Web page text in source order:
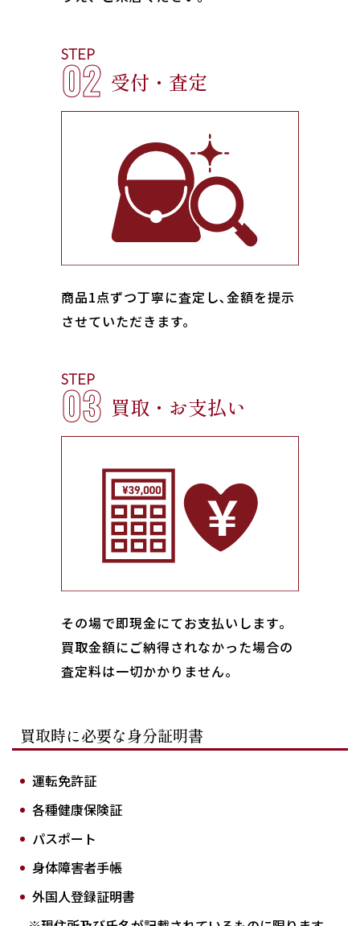
STEP
02 受付・査定
商品1点ずつ丁寧に査定し､金額を提示
させていただきます。
STEP
03 買取・お支払い
その場で即現金にてお支払いします｡
買取金額にご納得されなかった場合の
査定料は一切かかりません。
買取時に必要な身分証明書
運転免許証
各種健康保険証
パスポート
身体障害者手帳
外国人登録証明書